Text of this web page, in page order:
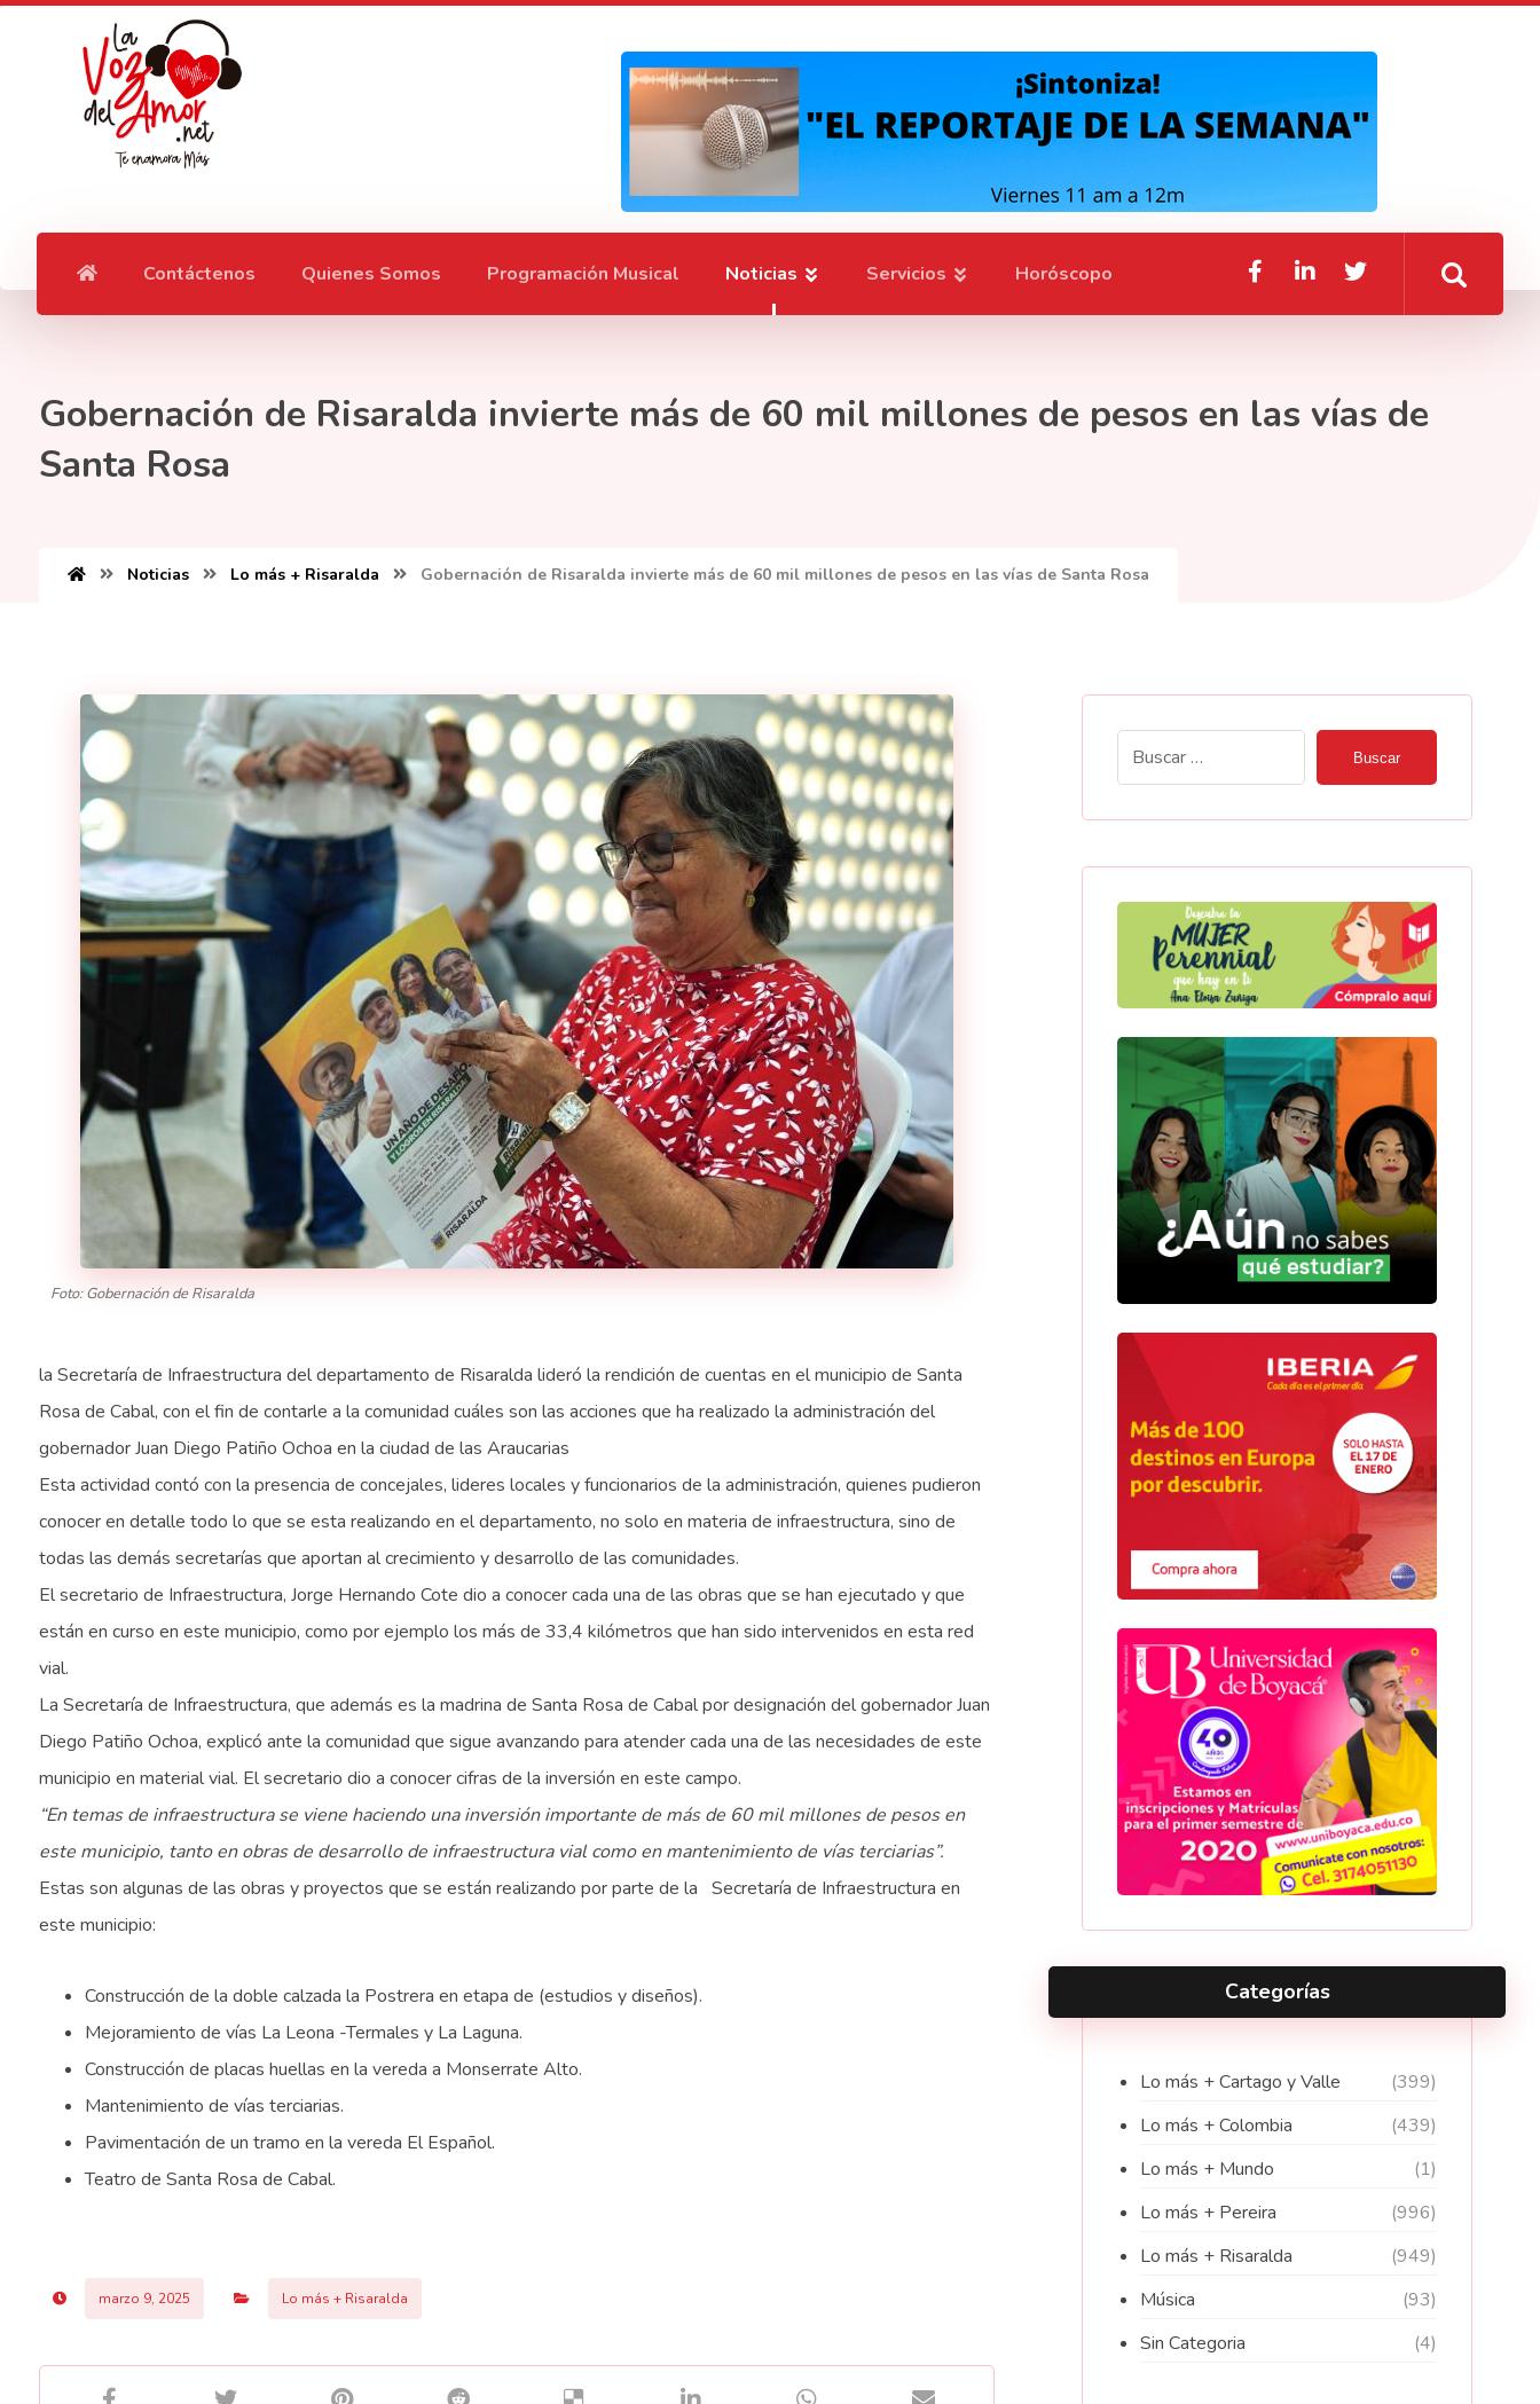
Contáctenos Quienes Somos Programación Musical Noticias Servicios Horóscopo
Gobernación de Risaralda invierte más de 60 mil millones de pesos en las vías de
Santa Rosa
Noticias Lo más + Risaralda Gobernación de Risaralda invierte más de 60 mil millones de pesos en las vías de Santa Rosa
Foto: Gobernación de Risaralda
la Secretaría de Infraestructura del departamento de Risaralda lideró la rendición de cuentas en el municipio de Santa
Rosa de Cabal, con el fin de contarle a la comunidad cuáles son las acciones que ha realizado la administración del
gobernador Juan Diego Patiño Ochoa en la ciudad de las Araucarias
Esta actividad contó con la presencia de concejales, lideres locales y funcionarios de la administración, quienes pudieron
conocer en detalle todo lo que se esta realizando en el departamento, no solo en materia de infraestructura, sino de
todas las demás secretarías que aportan al crecimiento y desarrollo de las comunidades.
El secretario de Infraestructura, Jorge Hernando Cote dio a conocer cada una de las obras que se han ejecutado y que
están en curso en este municipio, como por ejemplo los más de 33,4 kilómetros que han sido intervenidos en esta red
vial.
La Secretaría de Infraestructura, que además es la madrina de Santa Rosa de Cabal por designación del gobernador Juan
Diego Patiño Ochoa, explicó ante la comunidad que sigue avanzando para atender cada una de las necesidades de este
municipio en material vial. El secretario dio a conocer cifras de la inversión en este campo.
“En temas de infraestructura se viene haciendo una inversión importante de más de 60 mil millones de pesos en
este municipio, tanto en obras de desarrollo de infraestructura vial como en mantenimiento de vías terciarias”.
Estas son algunas de las obras y proyectos que se están realizando por parte de la Secretaría de Infraestructura en
este municipio:
Construcción de la doble calzada la Postrera en etapa de (estudios y diseños).
Mejoramiento de vías La Leona -Termales y La Laguna.
Construcción de placas huellas en la vereda a Monserrate Alto.
Mantenimiento de vías terciarias.
Pavimentación de un tramo en la vereda El Español.
Teatro de Santa Rosa de Cabal.
marzo 9, 2025 Lo más + Risaralda
Buscar
Categorías
Lo más + Cartago y Valle
(399)
Lo más + Colombia
(439)
Lo más + Mundo
(1)
Lo más + Pereira
(996)
Lo más + Risaralda
(949)
Música
(93)
Sin Categoria
(4)